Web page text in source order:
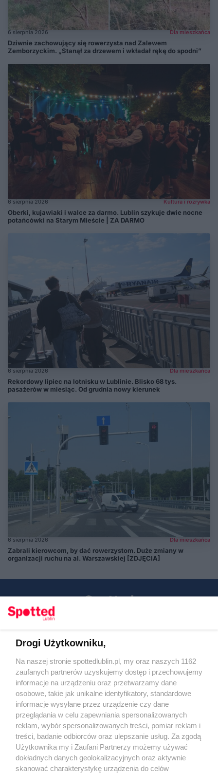
6 sierpnia 2026 Dla mieszkańca
Dziwnie zachowujący się rowerzysta nad Zalewem
Zemborzyckim. „Stanął za drzewem i wkładał rękę do spodni”
6 sierpnia 2026 Kultura i rozrywka
Oberki, kujawiaki i walce za darmo. Lublin szykuje dwie nocne
potańcówki na Starym Mieście | ZA DARMO
6 sierpnia 2026 Dla mieszkańca
Rekordowy lipiec na lotnisku w Lublinie. Blisko 68 tys.
pasażerów w miesiąc. Od grudnia nowy kierunek
6 sierpnia 2026 Dla mieszkańca
Zabrali kierowcom, by dać rowerzystom. Duże zmiany w
organizacji ruchu na al. Warszawskiej [ZDJĘCIA]
KATEGORIE
OGŁOSZENIA
WYDARZENIA
Regulamin
Polityka prywatności
RODO
Warunki korzystania z treści
Drogi Użytkowniku,
Na naszej stronie spottedlublin.pl, my oraz naszych 1162
zaufanych partnerów uzyskujemy dostęp i przechowujemy
informacje na urządzeniu oraz przetwarzamy dane
osobowe, takie jak unikalne identyfikatory, standardowe
informacje wysyłane przez urządzenie czy dane
przeglądania w celu zapewniania spersonalizowanych
reklam, wybór spersonalizowanych treści, pomiar reklam i
treści, badanie odbiorców oraz ulepszanie usług. Za zgodą
Użytkownika my i Zaufani Partnerzy możemy używać
dokładnych danych geolokalizacyjnych oraz aktywnie
skanować charakterystykę urządzenia do celów